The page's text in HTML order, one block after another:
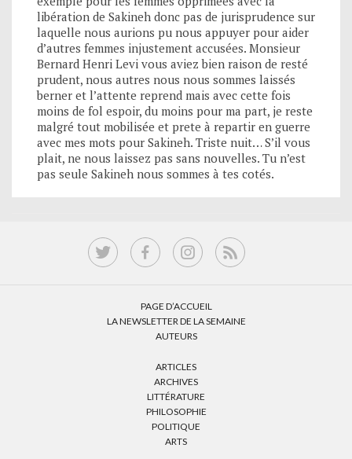
libération de Sakineh donc pas de jurisprudence sur
laquelle nous aurions pu nous appuyer pour aider
d’autres femmes injustement accusées. Monsieur
Bernard Henri Levi vous aviez bien raison de resté
prudent, nous autres nous nous sommes laissés
berner et l’attente reprend mais avec cette fois
moins de fol espoir, du moins pour ma part, je reste
malgré tout mobilisée et prete à repartir en guerre
avec mes mots pour Sakineh. Triste nuit… S’il vous
plait, ne nous laissez pas sans nouvelles. Tu n’est
pas seule Sakineh nous sommes à tes cotés.
PAGE D’ACCUEIL
LA NEWSLETTER DE LA SEMAINE
AUTEURS
ARTICLES
ARCHIVES
LITTÉRATURE
PHILOSOPHIE
POLITIQUE
ARTS